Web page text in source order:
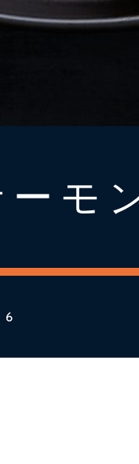
モ
6